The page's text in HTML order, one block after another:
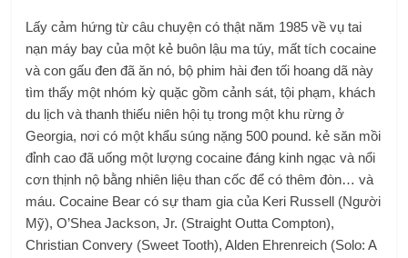
Lấy cảm hứng từ câu chuyện có thật năm 1985 về vụ tai
nạn máy bay của một kẻ buôn lậu ma túy, mất tích cocaine
và con gấu đen đã ăn nó, bộ phim hài đen tối hoang dã này
tìm thấy một nhóm kỳ quặc gồm cảnh sát, tội phạm, khách
du lịch và thanh thiếu niên hội tụ trong một khu rừng ở
Georgia, nơi có một khẩu súng nặng 500 pound. kẻ săn mồi
đỉnh cao đã uống một lượng cocaine đáng kinh ngạc và nổi
cơn thịnh nộ bằng nhiên liệu than cốc để có thêm đòn… và
máu. Cocaine Bear có sự tham gia của Keri Russell (Người
Mỹ), O’Shea Jackson, Jr. (Straight Outta Compton),
Christian Convery (Sweet Tooth), Alden Ehrenreich (Solo: A